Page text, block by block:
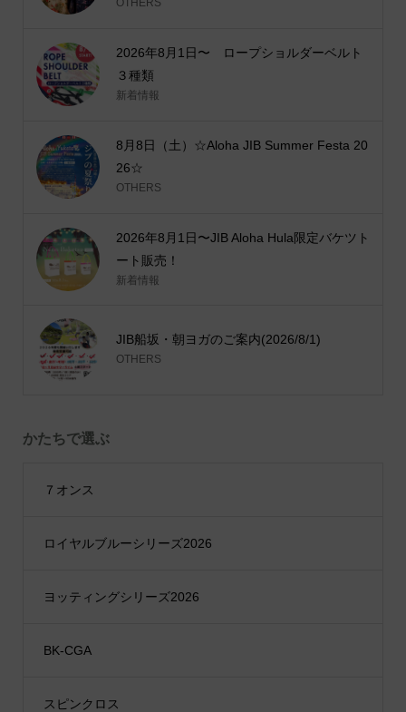
OTHERS
2026年8月1日〜 ロープショルダーベルト
３種類
新着情報
8月8日（土）☆Aloha JIB Summer Festa 20
26☆
OTHERS
2026年8月1日〜JIB Aloha Hula限定バケツト
ート販売！
新着情報
JIB船坂・朝ヨガのご案内(2026/8/1)
OTHERS
かたちで選ぶ
７オンス
ロイヤルブルーシリーズ2026
ヨッティングシリーズ2026
BK-CGA
スピンクロス